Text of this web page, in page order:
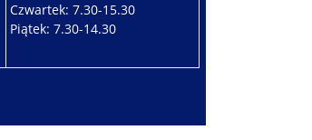
Czwartek: 7.30-15.30
Piątek: 7.30-14.30